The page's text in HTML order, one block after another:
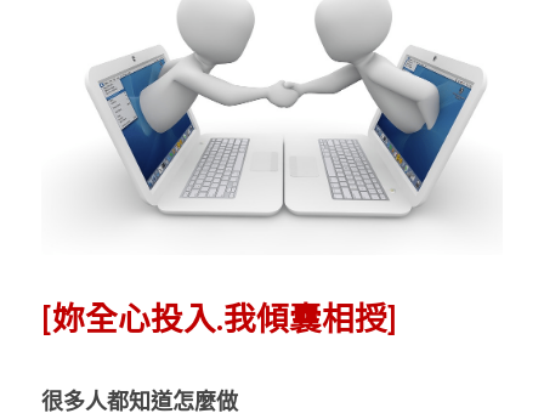
[妳全心投入.我傾囊相授]
很多人都知道怎麼做